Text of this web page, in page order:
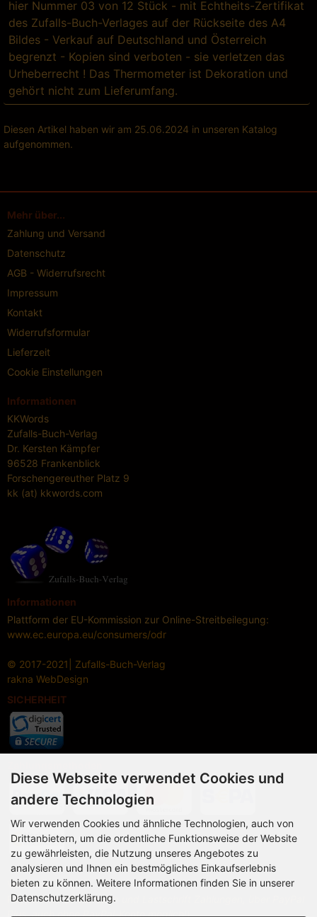
hier Nummer 03 von 12 Stück - mit Echtheits-Zertifikat
des Zufalls-Buch-Verlages auf der Rückseite des A4
Bildes - Verkauf auf Deutschland und Österreich
begrenzt - Kopien sind verboten - sie verletzen das
Urheberrecht ! Das Thermometer ist Dekoration und
gehört nicht zum Lieferumfang.
Diesen Artikel haben wir am 25.06.2024 in unseren Katalog
aufgenommen.
Mehr über...
Zahlung und Versand
Datenschutz
AGB - Widerrufsrecht
Impressum
Kontakt
Widerrufsformular
Lieferzeit
Cookie Einstellungen
Informationen
KKWords
Zufalls-Buch-Verlag
Dr. Kersten Kämpfer
96528 Frankenblick
Forschengereuther Platz 9
kk (at) kkwords.com
Informationen
Plattform der EU-Kommission zur Online-Streitbeilegung:
www.ec.europa.eu/consumers/odr
© 2017-2021| Zufalls-Buch-Verlag
rakna WebDesign
SICHERHEIT
Vorkasse,
Paypal Plus (Kreditkarte und Lastschrift Zahlungen, über PayPal
Plus, auch ohne PayPal-Konto möglich!)
Diese Webseite verwendet Cookies und
andere Technologien
Wir verwenden Cookies und ähnliche Technologien, auch von
Drittanbietern, um die ordentliche Funktionsweise der Website
zu gewährleisten, die Nutzung unseres Angebotes zu
analysieren und Ihnen ein bestmögliches Einkaufserlebnis
bieten zu können. Weitere Informationen finden Sie in unserer
Datenschutzerklärung.